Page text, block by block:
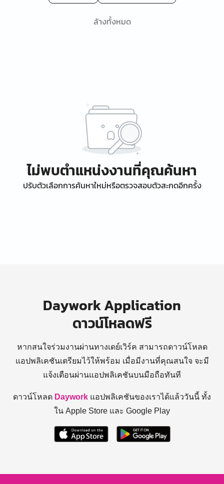
ล้างทั้งหมด
ไม่พบตำแหน่งงานที่คุณค้นหา
ปรับตัวเลือกการค้นหาใหม่หรือตรวจสอบตัวสะกดอีกครั้ง
Daywork Application
ดาวน์โหลดฟรี
หากสนใจร่วมงานผ่านทางเดย์เวิร์ค สามารถดาวน์โหลด
แอปพลิเคชันเตรียมไว้ให้พร้อม เมื่อมีงานที่คุณสนใจ จะมี
แจ้งเตือนผ่านแอปพลิเคชันบนมือถือทันที
ดาวน์โหลด Daywork แอปพลิเคชันของเราได้แล้ววันนี้ ทั้ง
ใน Apple Store และ Google Play